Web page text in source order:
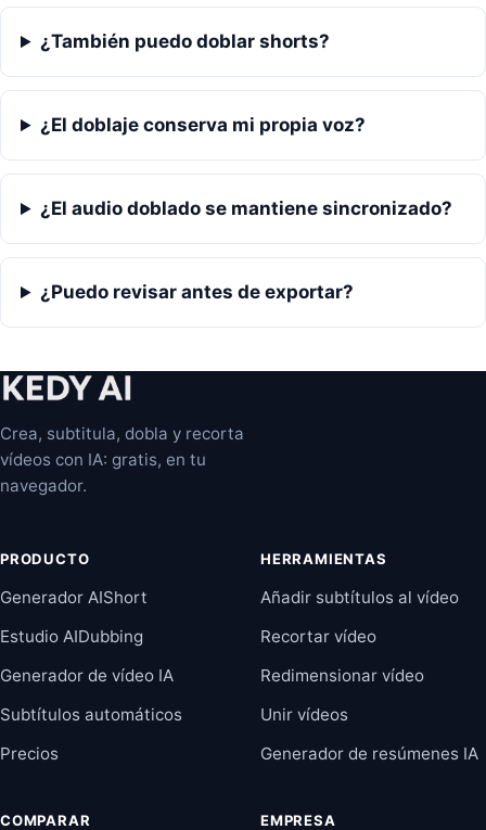
¿También puedo doblar shorts?
¿El doblaje conserva mi propia voz?
¿El audio doblado se mantiene sincronizado?
¿Puedo revisar antes de exportar?
Crea, subtitula, dobla y recorta
vídeos con IA: gratis, en tu
navegador.
PRODUCTO
Generador AIShort
Estudio AIDubbing
Generador de vídeo IA
Subtítulos automáticos
Precios
HERRAMIENTAS
Añadir subtítulos al vídeo
Recortar vídeo
Redimensionar vídeo
Unir vídeos
Generador de resúmenes IA
COMPARAR EMPRESA